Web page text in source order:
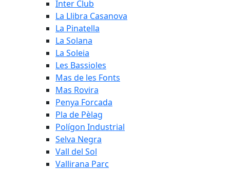
Inter Club
La Llibra Casanova
La Pinatella
La Solana
La Soleia
Les Bassioles
Mas de les Fonts
Mas Rovira
Penya Forcada
Pla de Pèlag
Polígon Industrial
Selva Negra
Vall del Sol
Vallirana Parc